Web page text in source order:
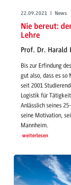
22.09.2021 | News
Nie bereut:
Lehre
Prof. Dr. Harald
Bis zur Erfindung
gut also, dass es so
seit 2001
Logistik für
Anlässlich seines
seine Motivation,
Mannheim.
weiterlesen